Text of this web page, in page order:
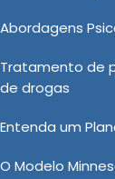
Abordagens
Tratamento de
de drogas
Entenda um
O Modelo
com
baseada